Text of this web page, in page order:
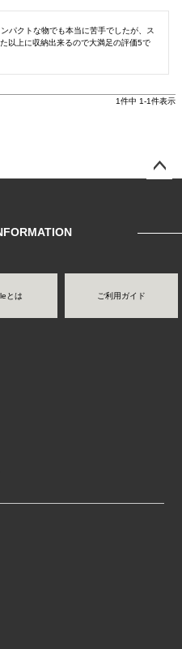
パクトな物でも本当に苦手でしたが、ス
以上に収納出来るので大満足の評価5で
1件中 1-1件表示
とは ご利用ガイド